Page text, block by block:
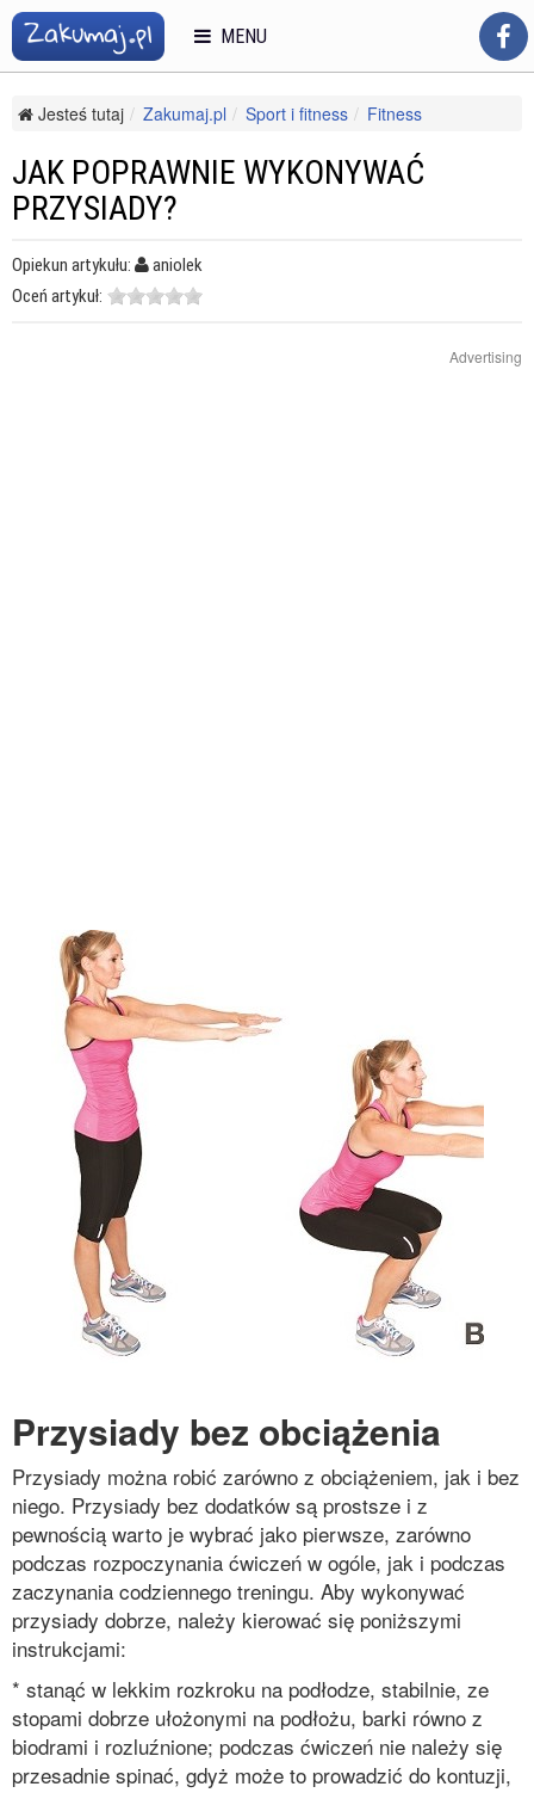
Jesteś tutaj Zakumaj.pl Sport i fitness
Fitness
JAK POPRAWNIE WYKONYWAĆ
PRZYSIADY?
Opiekun artykułu:
aniolek
Oceń artykuł:
Advertising
Przysiady bez obciążenia
Przysiady można robić zarówno z obciążeniem, jak i bez
niego. Przysiady bez dodatków są prostsze i z
pewnością warto je wybrać jako pierwsze, zarówno
podczas rozpoczynania ćwiczeń w ogóle, jak i podczas
zaczynania codziennego treningu. Aby wykonywać
przysiady dobrze, należy kierować się poniższymi
instrukcjami:
* stanąć w lekkim rozkroku na podłodze, stabilnie, ze
stopami dobrze ułożonymi na podłożu, barki równo z
biodrami i rozluźnione; podczas ćwiczeń nie należy się
przesadnie spinać, gdyż może to prowadzić do kontuzji,
MENU